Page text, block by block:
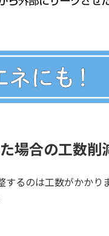
場合の工数削
するのは工数がかかり